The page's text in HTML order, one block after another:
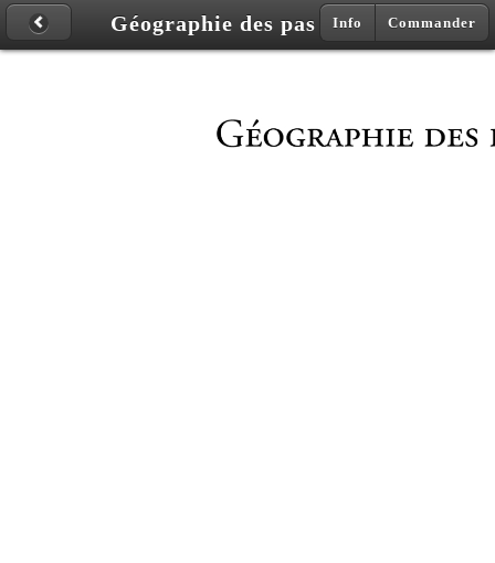
Géographie des pas Info Commander